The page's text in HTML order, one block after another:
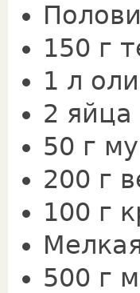
150 г
1 л
2 яйца
50 г
200 г
100 г
500 г